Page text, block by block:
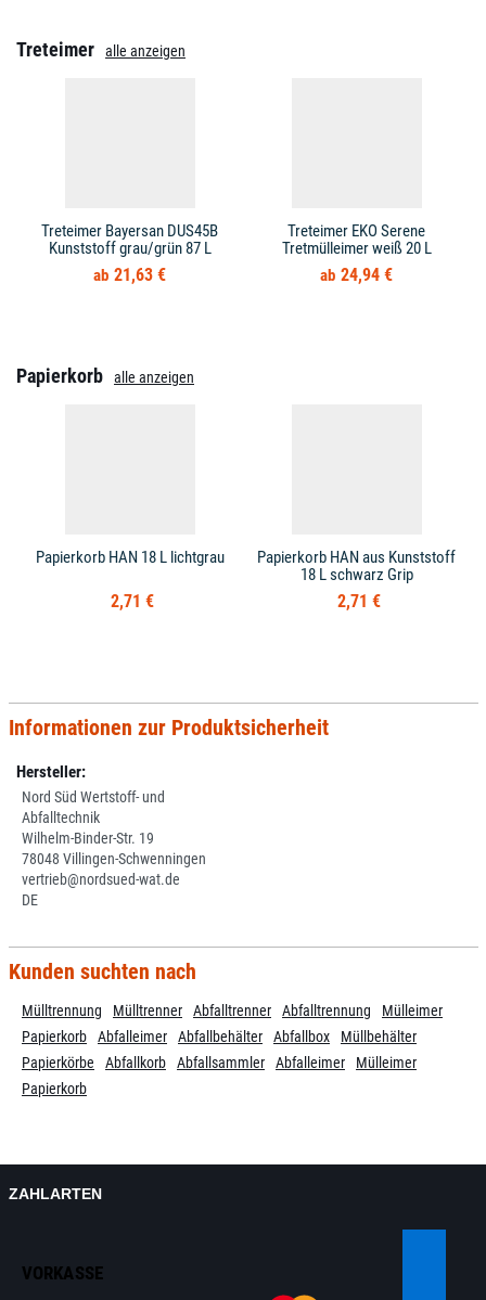
Treteimer alle anzeigen
Treteimer Bayersan DUS45B
Kunststoff grau/grün 87 L
21,63 €
Treteimer EKO Serene
Tretmülleimer weiß 20 L
24,94 €
Papierkorb alle anzeigen
Papierkorb HAN 18 L lichtgrau
2,71 €
Papierkorb HAN aus Kunststoff
18 L schwarz Grip
2,71 €
Informationen zur Produktsicherheit
Hersteller:
Nord Süd Wertstoff- und
Abfalltechnik
Wilhelm-Binder-Str. 19
78048 Villingen-Schwenningen
vertrieb@nordsued-wat.de
DE
Kunden suchten nach
Mülltrennung Mülltrenner Abfalltrenner Abfalltrennung
Mülleimer
Papierkorb
Abfalleimer Abfallbehälter Abfallbox
Müllbehälter
Papierkörbe
Abfallkorb Abfallsammler Abfalleimer
Mülleimer
Papierkorb
ZAHLARTEN
VORKASSE